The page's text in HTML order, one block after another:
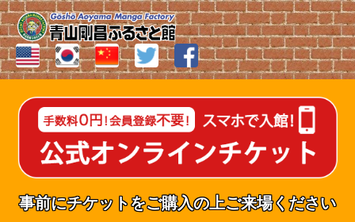
事前にチケットをご購入の上ご来場ください